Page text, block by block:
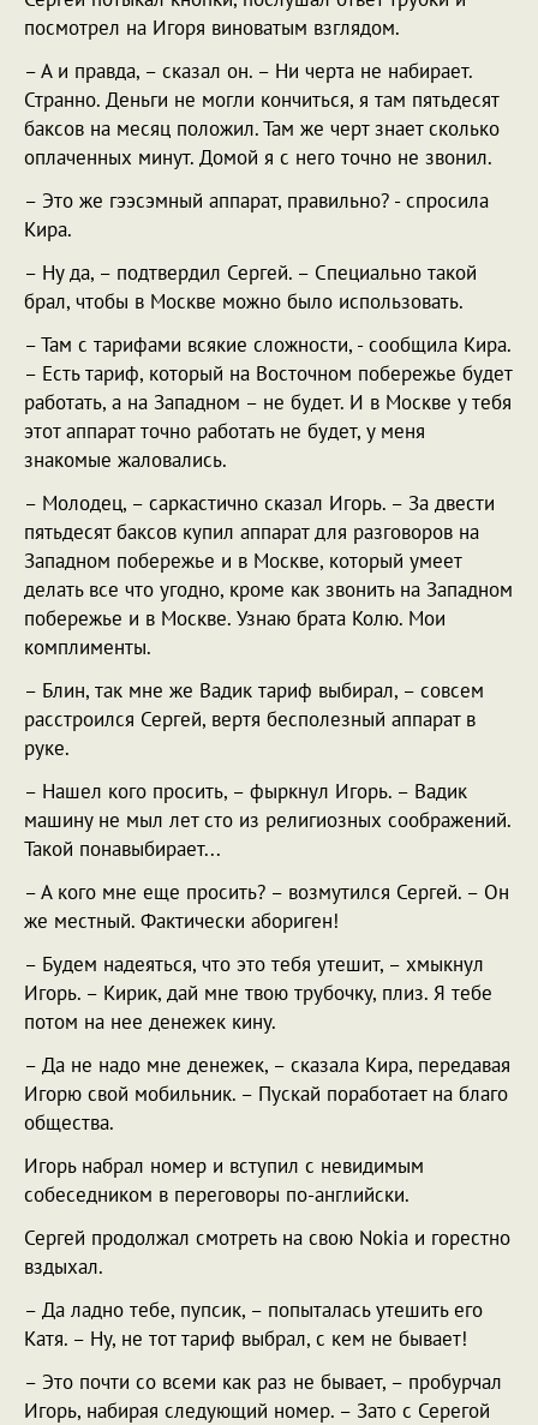
посмотрел на Игоря виноватым взглядом.
– А и правда, – сказал он. – Ни черта не набирает.
Странно. Деньги не могли кончиться, я там пятьдесят
баксов на месяц положил. Там же черт знает сколько
оплаченных минут. Домой я с него точно не звонил.
– Это же гээсэмный аппарат, правильно? - спросила
Кира.
– Ну да, – подтвердил Сергей. – Специально такой
брал, чтобы в Москве можно было использовать.
– Там с тарифами всякие сложности, - сообщила Кира.
– Есть тариф, который на Восточном побережье будет
работать, а на Западном – не будет. И в Москве у тебя
этот аппарат точно работать не будет, у меня
знакомые жаловались.
– Молодец, – саркастично сказал Игорь. – За двести
пятьдесят баксов купил аппарат для разговоров на
Западном побережье и в Москве, который умеет
делать все что угодно, кроме как звонить на Западном
побережье и в Москве. Узнаю брата Колю. Мои
комплименты.
– Блин, так мне же Вадик тариф выбирал, – совсем
расстроился Сергей, вертя бесполезный аппарат в
руке.
– Нашел кого просить, – фыркнул Игорь. – Вадик
машину не мыл лет сто из религиозных соображений.
Такой понавыбирает...
– А кого мне еще просить? – возмутился Сергей. – Он
же местный. Фактически абориген!
– Будем надеяться, что это тебя утешит, – хмыкнул
Игорь. – Кирик, дай мне твою трубочку, плиз. Я тебе
потом на нее денежек кину.
– Да не надо мне денежек, – сказала Кира, передавая
Игорю свой мобильник. – Пускай поработает на благо
общества.
Игорь набрал номер и вступил с невидимым
собеседником в переговоры по-английски.
Сергей продолжал смотреть на свою Nokia и горестно
вздыхал.
– Да ладно тебе, пупсик, – попыталась утешить его
Катя. – Ну, не тот тариф выбрал, с кем не бывает!
– Это почти со всеми как раз не бывает, – пробурчал
Игорь, набирая следующий номер. – Зато с Серегой